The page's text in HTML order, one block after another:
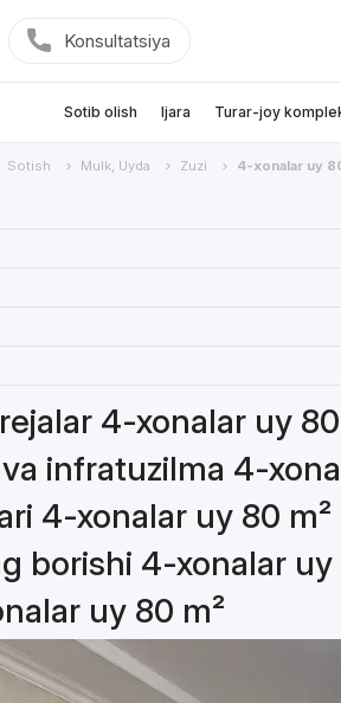
Konsultatsiya
Sotib olish Ijara Turar-joy
Sotish Mulk, Uyda Zuzi 4-xonalar uy
4-xonalar uy
infratuzilma 4-
4-xonalar uy 80 m²
borishi 4-xonalar uy
uy 80 m²